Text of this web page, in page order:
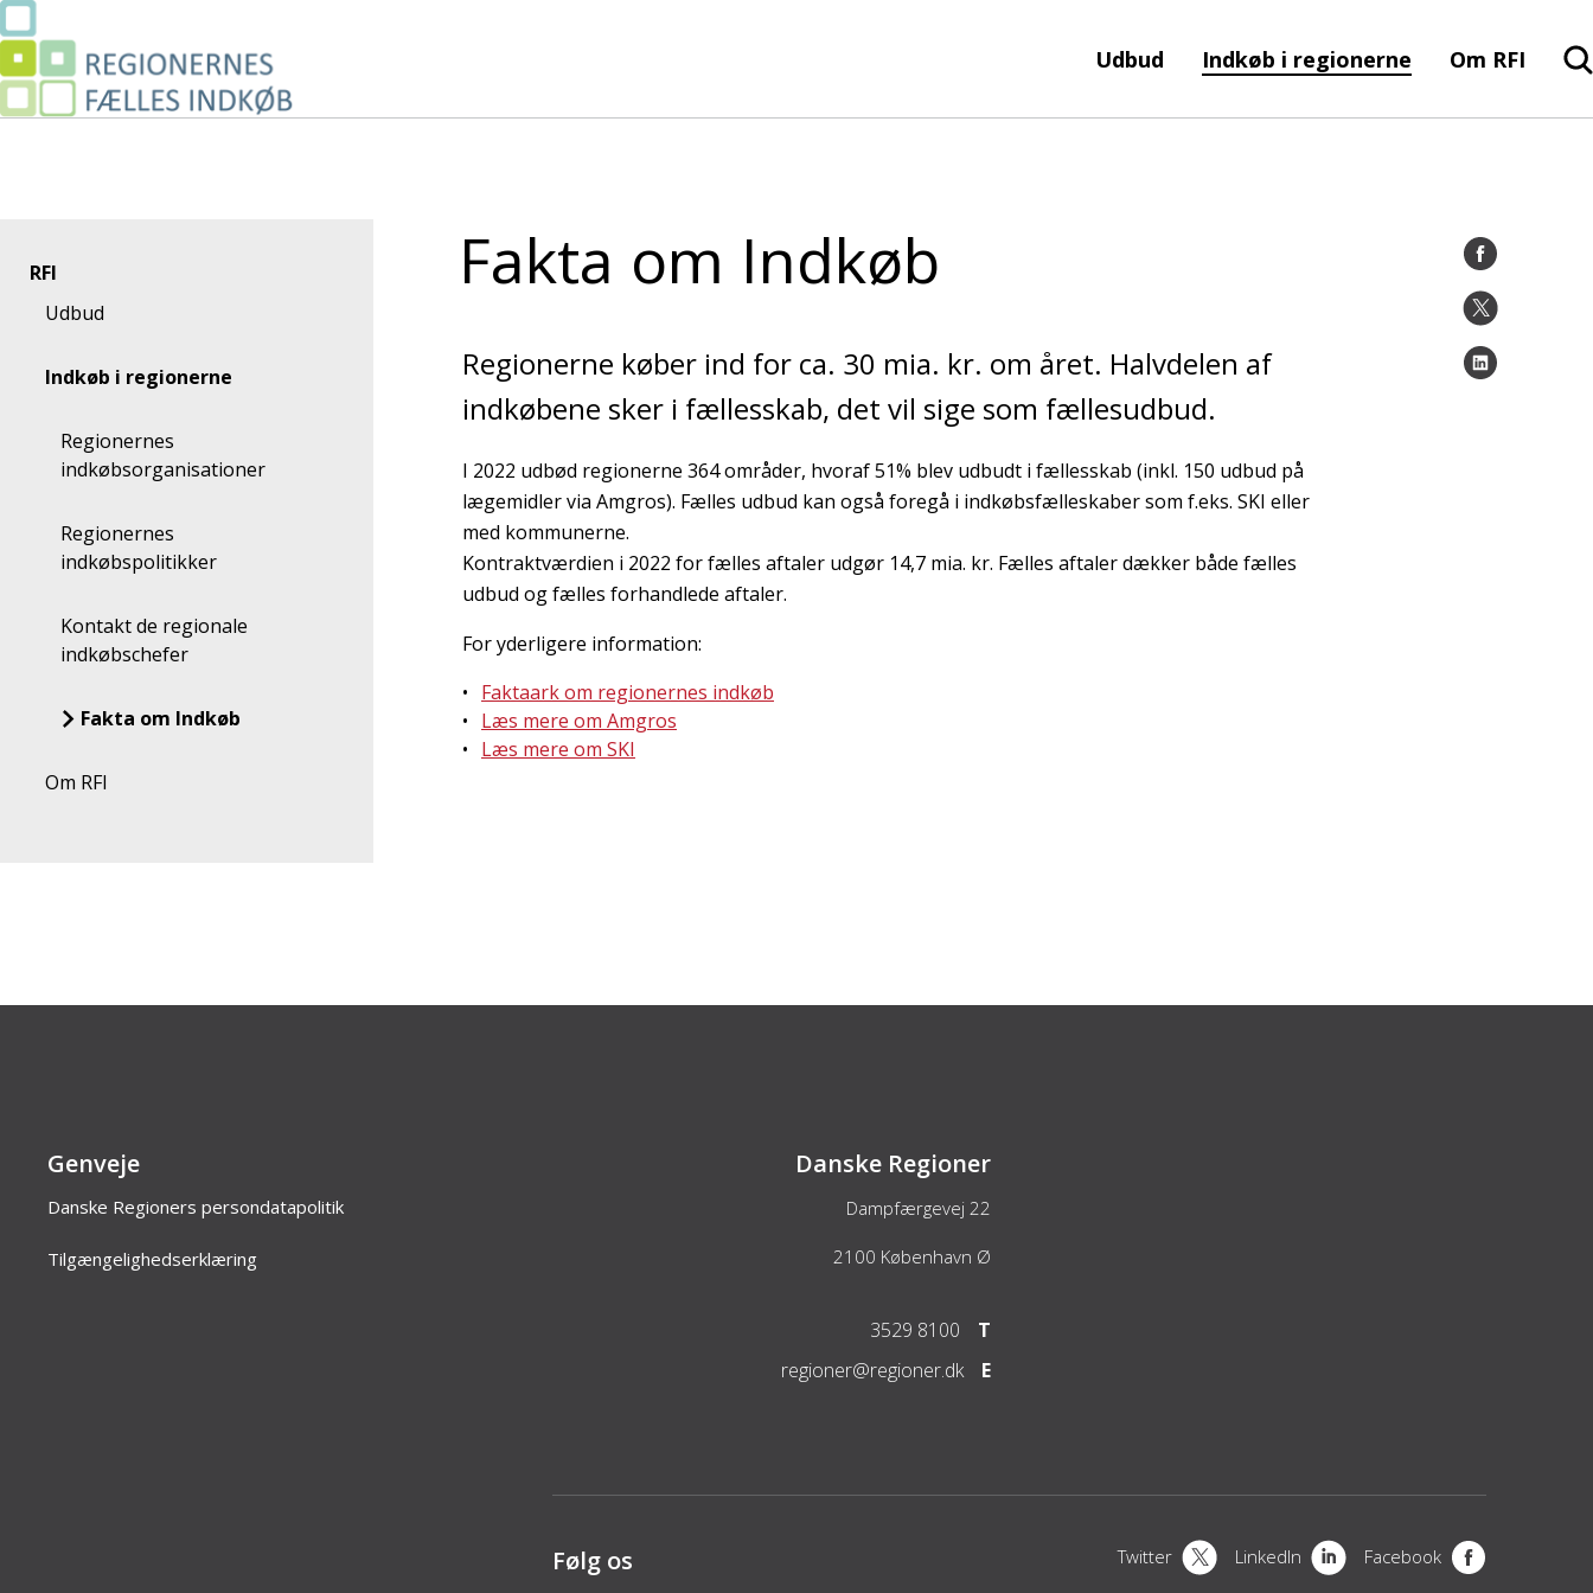
Gå
til
indhold
Udbud Indkøb i regionerne Om RFI
RFI
Udbud
Indkøb i regionerne
Regionernes
indkøbsorganisationer
Regionernes
indkøbspolitikker
Kontakt de regionale
indkøbschefer
Fakta om Indkøb
Om RFI
Fakta om Indkøb
Regionerne køber ind for ca. 30 mia. kr. om året. Halvdelen af
indkøbene sker i fællesskab, det vil sige som fællesudbud.
I 2022 udbød regionerne 364 områder, hvoraf 51% blev udbudt i fællesskab (inkl. 150 udbud på
lægemidler via Amgros). Fælles udbud kan også foregå i indkøbsfælleskaber som f.eks. SKI eller
med kommunerne.
Kontraktværdien i 2022 for fælles aftaler udgør 14,7 mia. kr. Fælles aftaler dækker både fælles
udbud og fælles forhandlede aftaler.
For yderligere information:
Faktaark om regionernes indkøb
Læs mere om Amgros
Læs mere om SKI
Genveje
Danske Regioners persondatapolitik
Tilgængelighedserklæring
Danske Regioner
Dampfærgevej 22
2100 København Ø
3529 8100
T
regioner@regioner.dk
E
Følg os Twitter LinkedIn Facebook